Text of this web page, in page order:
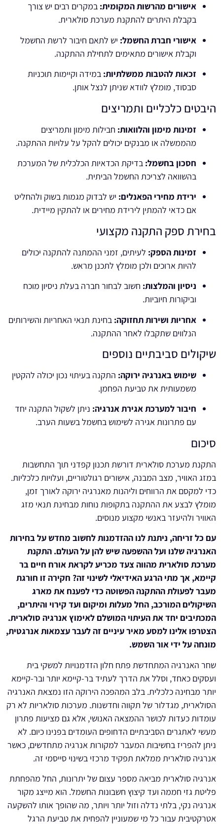
אישורים מהרשות המקומית: במקרים רבים יש צורך
בקבלת היתרים להתקנת מערכת סולארית.
אישורי חברת החשמל: יש לתאם חיבור לרשת החשמל
וקבלת אישורים מתאימים לתחילת ההתקנה.
זכאות להטבות ממשלתיות: במידה וקיימות תוכניות
סבסוד, מומלץ לוודא שניתן לנצל אותן.
היבטים כלכליים ותמריצים
זמינות מימון והלוואות: חבילות מימון ותמריצים
מהממשלה או מבנקים יכולים להקל על עלויות ההתקנה.
חסכון בחשמל: בדיקת הכדאיות הכלכלית של המערכת
בהשוואה לצריכת החשמל הביתית.
ירידת מחירי הפאנלים: יש לבדוק מגמות בשוק ולהחליט
אם כדאי להמתין לירידת מחירים או להתקין מיידית.
בחירת ספק התקנה מקצועי
זמינות הספק: לעיתים, זמני ההמתנה להתקנה יכולים
להיות ארוכים ולכן מומלץ לתכנן מראש.
ניסיון והמלצות: חשוב לבחור חברה בעלת ניסיון מוכח
וביקורות חיוביות.
אחריות ושירות תחזוקה: בחינת תנאי האחריות והשירותים
הנלווים שתקבלו לאחר ההתקנה.
שיקולים סביבתיים נוספים
שימוש באנרגיה ירוקה: התקנה בעיתוי נכון יכולה להקטין
משמעותית את טביעת הפחמן.
חיבור למערכת אגירת אנרגיה: ניתן לשקול התקנה יחד
עם פתרונות אגירה לשימוש בחשמל בשעות הערב.
סיכום
התקנת מערכת סולארית דורשת תכנון קפדני תוך התחשבות
במזג האוויר, מצב המבנה, אישורים רגולטוריים, ועלויות כלכליות.
כדי למקסם את הרווחים וליהנות מאנרגיה ירוקה לאורך זמן,
מומלץ לבצע את ההתקנה בתקופות נוחות מבחינת תנאי מזג
האוויר ולהיעזר באנשי מקצוע מנוסים.
עם כל זריחה, ניתנת לנו ההזדמנות לחשוב מחדש על בחירות
האנרגיה שלנו ועל ההשפעה שיש להן על העולם. התקנת
מערכת סולארית מהווה צעד מכריע לקראת אורח חיים בר
קיימא, אך מתי הרגע האידיאלי לשינוי זה? חקירה זו חורגת
מעבר לפעולת ההתקנה הפשוטה כדי לפענח את מארג
השיקולים המורכב, החל מעלות ומיקום ועד קירוי והיתרים,
המכתיבים יחד את העיתוי המושלם לאימוץ אנרגיה סולארית.
הצטרפו אלינו למסע מאיר עיניים זה לעבר עצמאות אנרגטית,
מונחה על ידי אור השמש.
שחר האנרגיה המתחדשת פתח חלון הזדמנויות למשקי בית
ועסקים כאחד, וסלל את הדרך לעתיד בר-קיימא יותר ובר-קיימא
יותר מבחינה כלכלית. בלב המהפכה הירוקה הזו נמצאת האנרגיה
הסולארית, מגדלור של תקווה וחדשנות. מערכות סולאריות לא רק
עומדות כעדות לכושר ההמצאה האנושי, אלא גם מציעות פתרון
מעשי לאתגרים הסביבתיים הדחופים העומדים בפנינו כיום. לא
ניתן להפריז בחשיבות המעבר למקורות אנרגיה מתחדשים, כאשר
אנרגיה סולארית ממלאת תפקיד מרכזי בשינוי סייסמי זה.
אנרגיה סולארית מביאה מספר עצום של יתרונות, החל מהפחתת
פליטת גזי חממה ועד קיצוץ חשבונות החשמל. הוא מייצג מקור
אנרגיה נקי, בלתי נדלה וזול יותר ויותר, מה שהופך אותו להשקעה
אטרקטיבית עבור כל מי שמעוניין להפחית את טביעת הרגל